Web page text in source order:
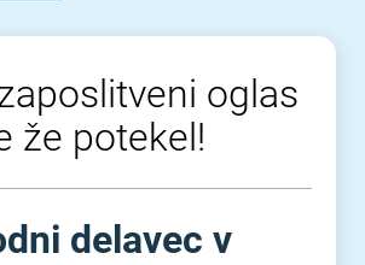
oglas
že potekel!
delavec v